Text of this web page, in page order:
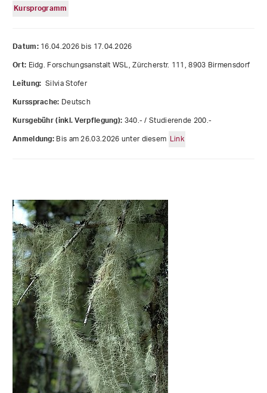
Kursprogramm
Datum:16.04.2026 bis 17.04.2026
Ort: Eidg. Forschungsanstalt WSL, Zürcherstr. 111, 8903 Birmensdorf
Leitung: Silvia Stofer
Kurssprache: Deutsch
Kursgebühr (inkl. Verpflegung):340.- / Studierende 200.-
Anmeldung:Bis am 26.03.2026 unter diesem Link